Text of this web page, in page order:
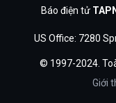
Báo điện tử
US Office: 7280
© 1997-2024.
Giới